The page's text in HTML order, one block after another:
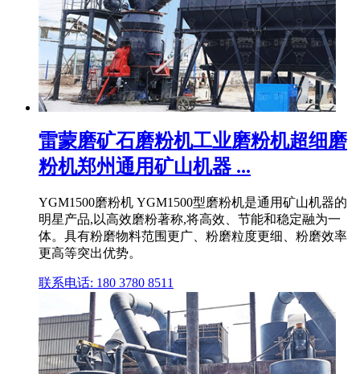
雷蒙磨矿石磨粉机工业磨粉机超细磨
粉机郑州通用矿山机器 ...
YGM1500磨粉机 YGM1500型磨粉机是通用矿山机器的
明星产品,以高效磨粉著称,将高效、节能和稳定融为一
体。具有粉磨物料范围更广、粉磨粒度更细、粉磨效率
更高等突出优势。
联系电话: 180 3780 8511